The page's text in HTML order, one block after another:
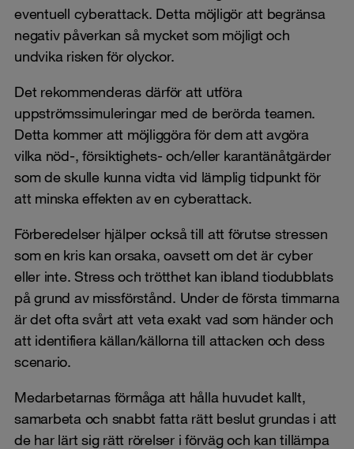
eventuell cyberattack. Detta möjligör att begränsa
negativ påverkan så mycket som möjligt och
undvika risken för olyckor.
Det rekommenderas därför att utföra
uppströmssimuleringar med de berörda teamen.
Detta kommer att möjliggöra för dem att avgöra
vilka nöd-, försiktighets- och/eller karantänåtgärder
som de skulle kunna vidta vid lämplig tidpunkt för
att minska effekten av en cyberattack.
Förberedelser hjälper också till att förutse stressen
som en kris kan orsaka, oavsett om det är cyber
eller inte. Stress och trötthet kan ibland tiodubblats
på grund av missförstånd. Under de första timmarna
är det ofta svårt att veta exakt vad som händer och
att identifiera källan/källorna till attacken och dess
scenario.
Medarbetarnas förmåga att hålla huvudet kallt,
samarbeta och snabbt fatta rätt beslut grundas i att
de har lärt sig rätt rörelser i förväg och kan tillämpa